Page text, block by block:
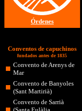
Órdenes
Conventos de capuchinos
fundados antes de 1835
Convento de Arenys de
Mar
Convento de Banyoles
(Sant Martirià)
Convento de Sarrià